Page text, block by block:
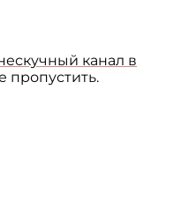
канал в
пропустить.